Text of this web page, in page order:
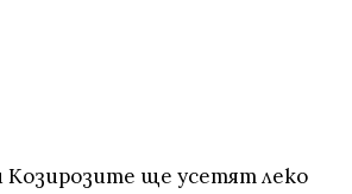
Козирозите ще усетят леко